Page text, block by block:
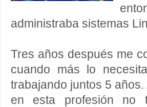
administraba sistemas
Tres años después me
cuando más lo
trabajando juntos 5
en esta profesión no